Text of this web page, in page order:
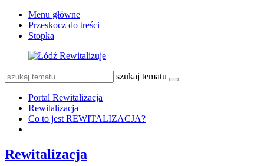
Menu główne
Przeskocz do treści
Stopka
szukaj tematu
Portal Rewitalizacja
Rewitalizacja
Co to jest REWITALIZACJA?
Rewitalizacja